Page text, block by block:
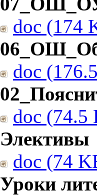
doc (174
doc
doc (74.5
Элективы
doc (74
Уроки